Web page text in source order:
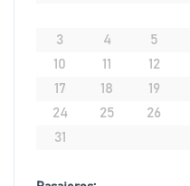
3
4 5
10
11 12
17
18 19
24
25 26
31